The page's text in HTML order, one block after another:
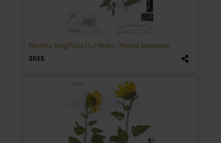
Mentha longifolia (L.) Huds. (Menta boscana)
2015